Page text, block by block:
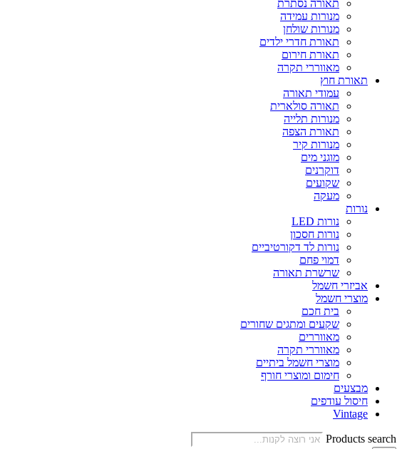
תאורה נסתרת
מנורות עמידה
מנורות שולחן
תאורת חדרי ילדים
תאורת חירום
מאווררי תקרה
תאורת חוץ
עמודי תאורה
תאורה סולארית
מנורות תלייה
תאורת הצפה
מנורות קיר
מוגני מים
דוקרנים
שקועים
מעקה
נורות
נורות LED
נורות חסכון
נורות לד דקורטיביים
דמוי פחם
שרשרת תאורה
אביזרי חשמל
מוצרי חשמל
בית חכם
שקעים ומתגים שחורים
מאווררים
מאווררי תקרה
מוצרי חשמל ביתיים
חימום ומוצרי חורף
מבצעים
חיסול עודפים
Vintage
Products search